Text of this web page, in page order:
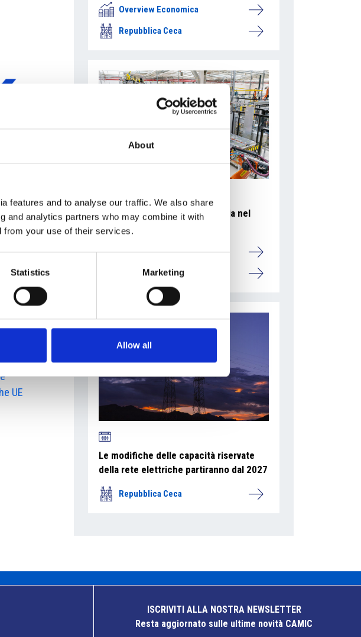
About
features and to analyse our traffic. We also share
and analytics partners who may combine it with
from your use of their services.
Statistics Marketing
Allow all
bilanci
il dato
UE
Overview Economica
Repubblica Ceca
Accelera la ripresa dell’industria nel
corso del primo semestre
Overview Economica
Repubblica Ceca
Le modifiche delle capacità riservate
della rete elettriche partiranno dal 2027
Repubblica Ceca
ISCRIVITI ALLA NOSTRA NEWSLETTER
Resta aggiornato sulle ultime novità CAMIC